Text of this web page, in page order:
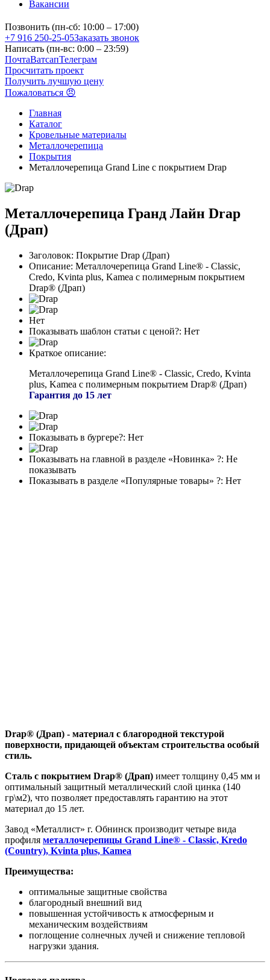
Вакансии
Позвонить (пн-сб: 10:00 – 17:00)
+7 916 250-25-05Заказать звонок
Написать (пн-вс: 0:00 – 23:59)
ПочтаВатсапТелеграм
Просчитать проект
Получить лучшую цену
Пожаловаться 😠
Главная
Каталог
Кровельные материалы
Металлочерепица
Покрытия
Металлочерепица Grand Line с покрытием Drap
Металлочерепица Гранд Лайн Drap
(Драп)
Заголовок: Покрытие Drap (Драп)
Описание: Металлочерепица Grand Line® - Classic,
Credo, Kvinta plus, Kamea с полимерным покрытием
Drap® (Драп)
Нет
Показывать шаблон статьи с ценой?: Нет
Краткое описание:
Металлочерепица Grand Line® - Classic, Credo, Kvinta
plus, Kamea с полимерным покрытием Drap® (Драп)
Гарантия до 15 лет
Показывать в бургере?: Нет
Показывать на главной в разделе «Новинка» ?: Не
показывать
Показывать в разделе «Популярные товары» ?: Нет
Drap® (Драп) - материал с благородной текстурой
поверхности, придающей объектам строительства особый
стиль.
Сталь с покрытием Drap® (Драп) имеет толщину 0,45 мм и
оптимальный защитный металлический слой цинка (140
гр\м2), что позволяет предоставлять гарантию на этот
материал до 15 лет.
Завод «Металлист» г. Обнинск производит четыре вида
профиля металлочерепицы Grand Line® - Classic, Kredo
(Country), Kvinta plus, Kamea
Преимущества:
оптимальные защитные свойства
благородный внешний вид
повышенная устойчивость к атмосферным и
механическим воздействиям
поглощение солнечных лучей и снижение тепловой
нагрузки здания.